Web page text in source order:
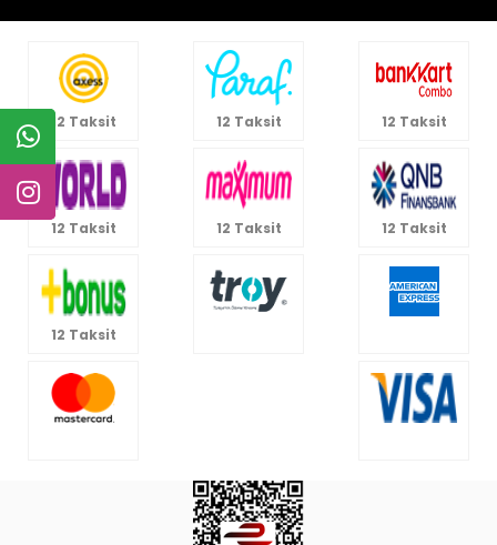
12 Taksit 12 Taksit 12 Taksit
12 Taksit 12 Taksit 12 Taksit
12 Taksit